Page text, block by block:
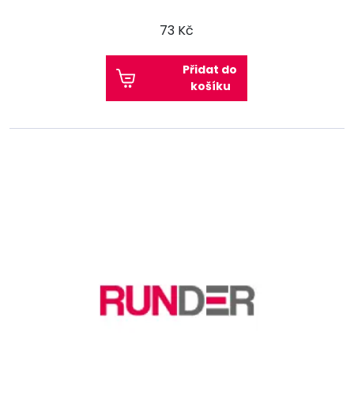
73 Kč
Přidat do
košíku